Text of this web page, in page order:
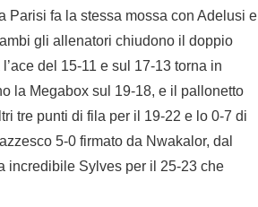
Parisi fa la stessa mossa con Adelusi e
gli allenatori chiudono il doppio
del 15-11 e sul 17-13 torna in
la Megabox sul 19-18, e il pallonetto
tre punti di fila per il 19-22 e lo 0-7 di
5-0 firmato da Nwakalor, dal
incredibile Sylves per il 25-23 che